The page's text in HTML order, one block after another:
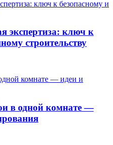
экспертиза: ключ к
строительству
в одной комнате —